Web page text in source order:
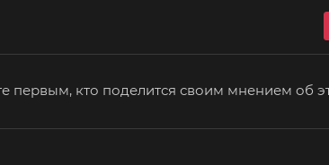
первым, кто поделится своим мнением об